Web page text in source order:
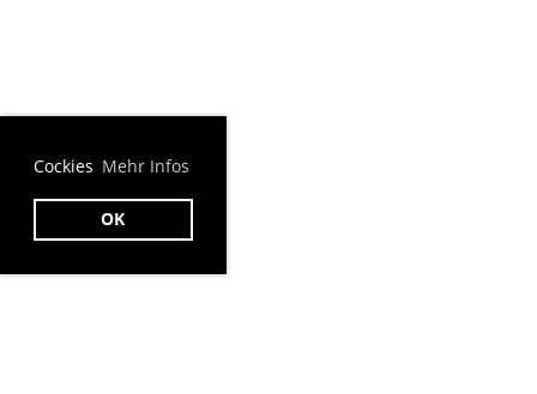
Cockies Mehr Infos
OK